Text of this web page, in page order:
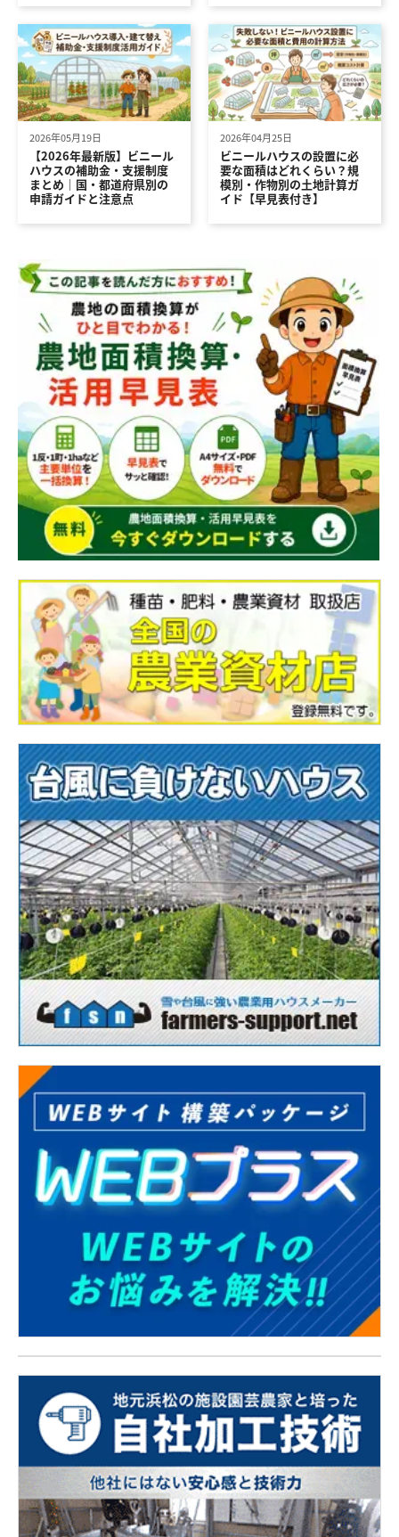
2026年05月19日
【2026年最新版】ビニール
ハウスの補助金・支援制度
まとめ｜国・都道府県別の
申請ガイドと注意点
2026年04月25日
ビニールハウスの設置に必
要な面積はどれくらい？規
模別・作物別の土地計算ガ
イド【早見表付き】